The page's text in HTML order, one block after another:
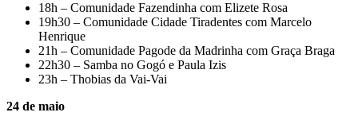
18h – Comunidade Fazendinha com Elizete Rosa
19h30 – Comunidade Cidade Tiradentes com Marcelo
Henrique
21h – Comunidade Pagode da Madrinha com Graça Braga
22h30 – Samba no Gogó e Paula Izis
23h – Thobias da Vai-Vai
24 de maio